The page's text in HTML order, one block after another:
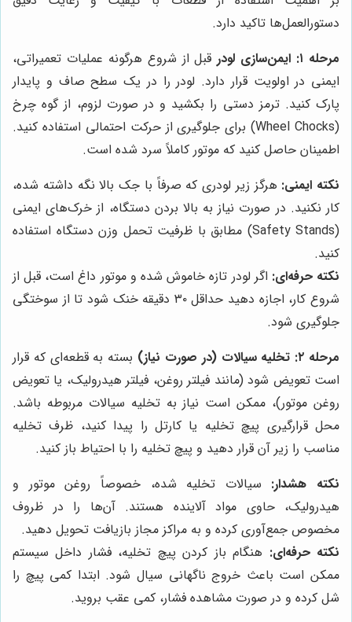
دستورالعمل‌ها تاکید دارد.
مرحله ۱: ایمن‌سازی لودر
قبل از شروع هرگونه عملیات تعمیراتی،
ایمنی در اولویت قرار دارد. لودر را در یک سطح صاف و پایدار
پارک کنید. ترمز دستی را بکشید و در صورت لزوم، از گوه چرخ
(Wheel Chocks) برای جلوگیری از حرکت احتمالی استفاده کنید.
اطمینان حاصل کنید که موتور کاملاً سرد شده است.
نکته ایمنی: هرگز زیر لودری که صرفاً با جک بالا نگه داشته شده،
کار نکنید. در صورت نیاز به بالا بردن دستگاه، از خرک‌های ایمنی
(Safety Stands) مطابق با ظرفیت تحمل وزن دستگاه استفاده
کنید.
نکته حرفه‌ای: اگر لودر تازه خاموش شده و موتور داغ است، قبل از
شروع کار، اجازه دهید حداقل ۳۰ دقیقه خنک شود تا از سوختگی
جلوگیری شود.
مرحله ۲: تخلیه سیالات (در صورت نیاز)
بسته به قطعه‌ای که قرار
است تعویض شود (مانند فیلتر روغن، فیلتر هیدرولیک، یا تعویض
روغن موتور)، ممکن است نیاز به تخلیه سیالات مربوطه باشد.
محل قرارگیری پیچ تخلیه یا کارتل را پیدا کنید، ظرف تخلیه
مناسب را زیر آن قرار دهید و پیچ تخلیه را با احتیاط باز کنید.
نکته هشدار: سیالات تخلیه شده، خصوصاً روغن موتور و
هیدرولیک، حاوی مواد آلاینده هستند. آن‌ها را در ظروف
مخصوص جمع‌آوری کرده و به مراکز مجاز بازیافت تحویل دهید.
نکته حرفه‌ای: هنگام باز کردن پیچ تخلیه، فشار داخل سیستم
ممکن است باعث خروج ناگهانی سیال شود. ابتدا کمی پیچ را
شل کرده و در صورت مشاهده فشار، کمی عقب بروید.